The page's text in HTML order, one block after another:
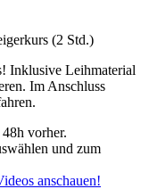
(2 Std.)
Inklusive Leihmaterial
Im Anschluss
vorher.
und zum
anschauen!